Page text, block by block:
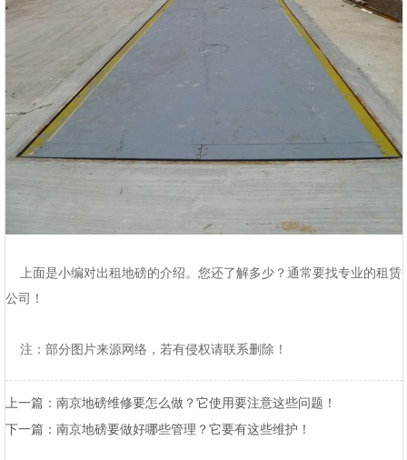
上面是小编对出租地磅的介绍。您还了解多少？通常要找专业的租赁
公司！
注：部分图片来源网络，若有侵权请联系删除！
上一篇： 南京地磅维修要怎么做？它使用要注意这些问题！
下一篇： 南京地磅要做好哪些管理？它要有这些维护！